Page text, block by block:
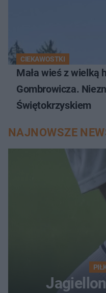
CIEKAWOSTKI
Mała wieś z wielką
Gombrowicza.
Świętokrzyskiem
NAJNOWSZE